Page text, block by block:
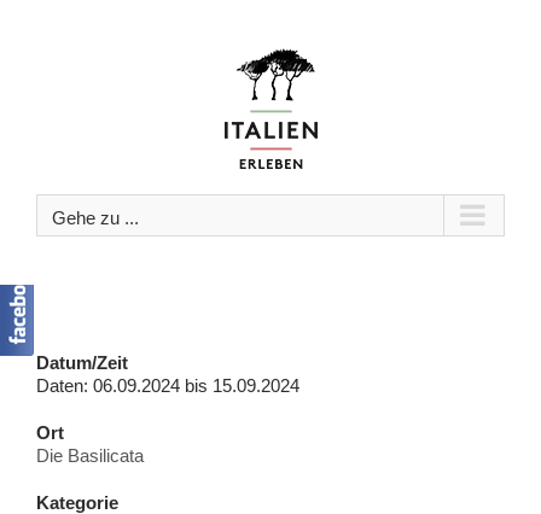
Gehe zu ...
Datum/Zeit
Daten: 06.09.2024 bis 15.09.2024
Ort
Die Basilicata
Kategorie